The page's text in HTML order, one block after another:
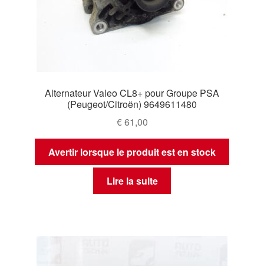
Alternateur Valeo CL8+ pour Groupe PSA
(Peugeot/Citroën) 9649611480
€61,00
Avertir lorsque le produit est en stock
Lire la suite